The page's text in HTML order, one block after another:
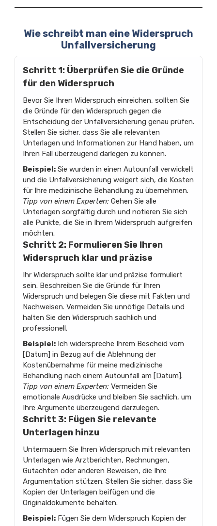
Wie schreibt man eine Widerspruch
Unfallversicherung
Schritt 1: Überprüfen Sie die Gründe
für den Widerspruch
Bevor Sie Ihren Widerspruch einreichen, sollten Sie
die Gründe für den Widerspruch gegen die
Entscheidung der Unfallversicherung genau prüfen.
Stellen Sie sicher, dass Sie alle relevanten
Unterlagen und Informationen zur Hand haben, um
Ihren Fall überzeugend darlegen zu können.
Beispiel: Sie wurden in einen Autounfall verwickelt
und die Unfallversicherung weigert sich, die Kosten
für Ihre medizinische Behandlung zu übernehmen.
Tipp von einem Experten: Gehen Sie alle
Unterlagen sorgfältig durch und notieren Sie sich
alle Punkte, die Sie in Ihrem Widerspruch aufgreifen
möchten.
Schritt 2: Formulieren Sie Ihren
Widerspruch klar und präzise
Ihr Widerspruch sollte klar und präzise formuliert
sein. Beschreiben Sie die Gründe für Ihren
Widerspruch und belegen Sie diese mit Fakten und
Nachweisen. Vermeiden Sie unnötige Details und
halten Sie den Widerspruch sachlich und
professionell.
Beispiel: Ich widerspreche Ihrem Bescheid vom
[Datum] in Bezug auf die Ablehnung der
Kostenübernahme für meine medizinische
Behandlung nach einem Autounfall am [Datum].
Tipp von einem Experten: Vermeiden Sie
emotionale Ausdrücke und bleiben Sie sachlich, um
Ihre Argumente überzeugend darzulegen.
Schritt 3: Fügen Sie relevante
Unterlagen hinzu
Untermauern Sie Ihren Widerspruch mit relevanten
Unterlagen wie Arztberichten, Rechnungen,
Gutachten oder anderen Beweisen, die Ihre
Argumentation stützen. Stellen Sie sicher, dass Sie
Kopien der Unterlagen beifügen und die
Originaldokumente behalten.
Beispiel: Fügen Sie dem Widerspruch Kopien der